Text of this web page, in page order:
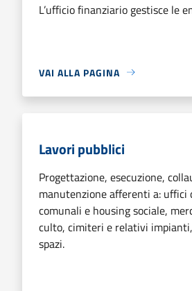
L’ufficio finanziario gestisce le
VAI ALLA PAGINA
Lavori pubblici
Progettazione, esecuzione,
manutenzione afferenti a: uffici
comunali e housing sociale,
culto, cimiteri e relativi
spazi.